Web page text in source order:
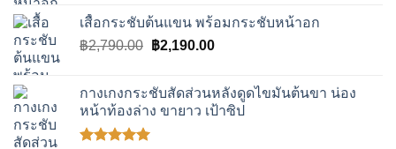
was:
฿2,990.00.
is:
฿1,490.00.
เสื้อกระชับต้นแขน พร้อมกระชับหน้าอก
฿2,790.00 Original
฿2,790.00.
฿2,190.00Current
฿2,190.00.
กางเกงกระชับสัดส่วนหลังดูดไขมันต้นขา น่อง
หน้าท้องล่าง ขายาว เป้าซิป